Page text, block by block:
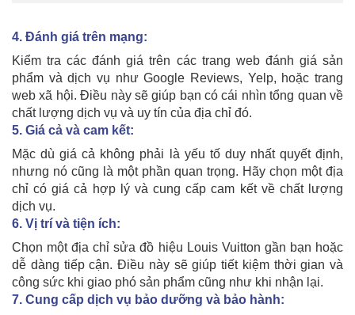
4. Đánh giá trên mạng:
Kiểm tra các đánh giá trên các trang web đánh giá sản
phẩm và dịch vụ như Google Reviews, Yelp, hoặc trang
web xã hội. Điều này sẽ giúp bạn có cái nhìn tổng quan về
chất lượng dịch vụ và uy tín của địa chỉ đó.
5. Giá cả và cam kết:
Mặc dù giá cả không phải là yếu tố duy nhất quyết định,
nhưng nó cũng là một phần quan trọng. Hãy chọn một địa
chỉ có giá cả hợp lý và cung cấp cam kết về chất lượng
dịch vụ.
6. Vị trí và tiện ích:
Chọn một địa chỉ sửa đồ hiệu Louis Vuitton gần bạn hoặc
dễ dàng tiếp cận. Điều này sẽ giúp tiết kiệm thời gian và
công sức khi giao phó sản phẩm cũng như khi nhận lại.
7. Cung cấp dịch vụ bảo dưỡng và bảo hành: